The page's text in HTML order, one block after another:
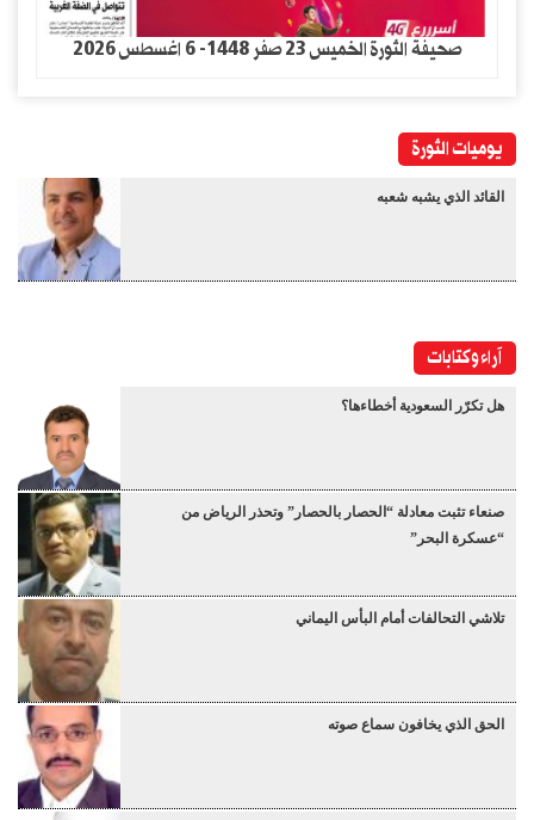
صحيفة الثورة الخميس 23 صفر 1448- 6 اغسطس 2026
يوميات الثورة
القائد الذي يشبه شعبه
آراء وكتابات
هل تكرّر السعودية أخطاءها؟
صنعاء تثبت معادلة “الحصار بالحصار” وتحذر الرياض من
“عسكرة البحر”
تلاشي التحالفات أمام البأس اليماني
الحق الذي يخافون سماع صوته